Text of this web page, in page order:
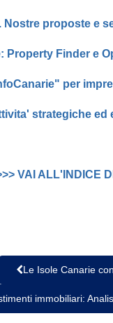
Nostre proposte e
Property Finder e
per
strategiche ed
VAI ALL'INDICE
Le Isole Canarie
immobiliari: